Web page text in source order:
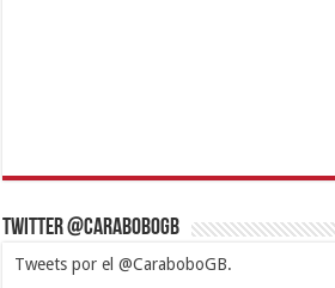
Twitter @CaraboboGB
Tweets por el @CaraboboGB.